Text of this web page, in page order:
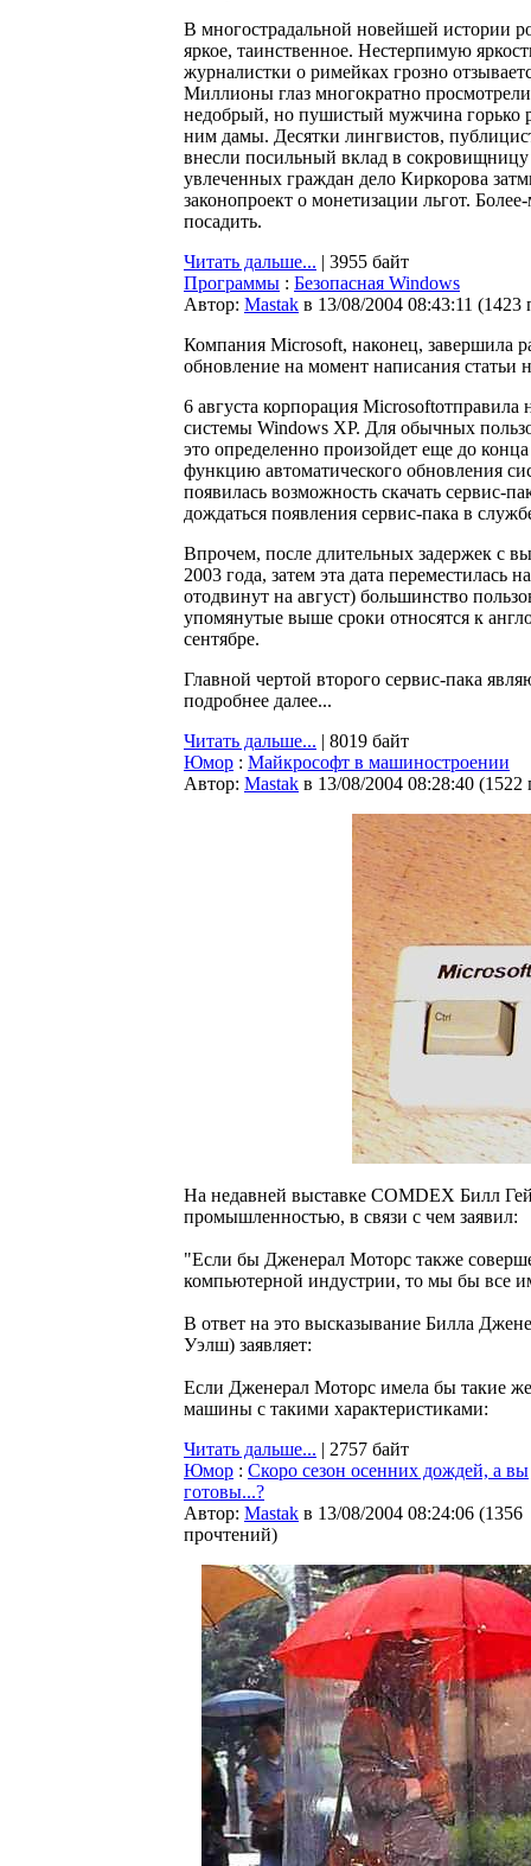
В многострадальной новейшей истории
яркое, таинственное. Нестерпимую
журналистки о римейках грозно
Миллионы глаз многократно
недобрый, но пушистый мужчина горько
ним дамы. Десятки лингвистов,
внесли посильный вклад в
увлеченных граждан дело Киркорова
законопроект о монетизации льгот.
посадить.
Читать дальше... | 3955 байт
Программы : Безопасная Windows
Автор: Мastak в 13/08/2004 08:43:11 (1423
Компания Microsoft, наконец, завершила
обновление на момент написания статьи
6 августа корпорация
системы Windows XP. Для обычных
это определенно произойдет еще до
функцию автоматического обновления
появилась возможность скачать сервис-
дождаться появления сервис-пака в
Впрочем, после длительных задержек с
2003 года, затем эта дата
отодвинут на август) большинство
упомянутые выше сроки относятся к
сентябре.
Главной чертой второго сервис-пака
подробнее далее...
Читать дальше... | 8019 байт
Юмор : Майкрософт в машиностроении
Автор: Мastak в 13/08/2004 08:28:40 (1522
На недавней выставке COMDEX Билл
промышленностью, в связи с чем заявил:
"Если бы Дженерал Моторс также
компьютерной индустрии, то мы бы все
В ответ на это высказывание Билла
Уэлш) заявляет:
Если Дженерал Моторс имела бы такие
машины с такими характеристиками:
Читать дальше... | 2757 байт
Юмор : Скоро сезон осенних дождей, а вы
готовы...?
Автор: Мastak в 13/08/2004 08:24:06 (1356
прочтений)